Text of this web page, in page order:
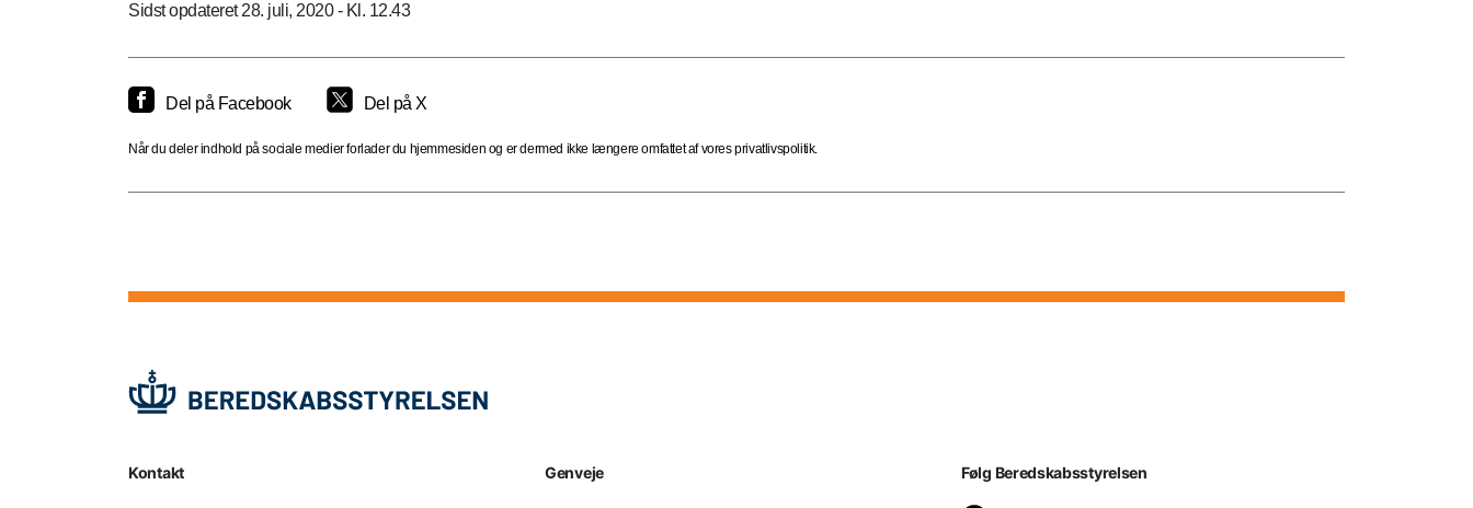
Sidst opdateret 28. juli, 2020 - Kl. 12.43
Del på Facebook Del på X
Når du deler indhold på sociale medier forlader du hjemmesiden og er dermed ikke længere omfattet af vores privatlivspolitik.
Kontakt Genveje Følg Beredskabsstyrelsen